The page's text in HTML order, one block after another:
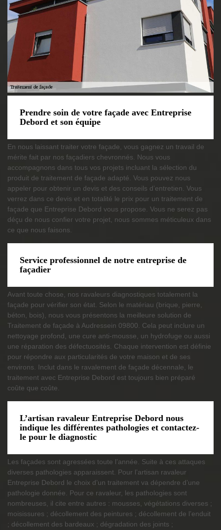
Prendre soin de votre façade avec Entreprise
Debord et son équipe
En nous laissant traiter votre façade, vous gagnez un travail de
mérite fait par nos façadiers chevronnés. Nous vous
accompagnons dans tous vos projets incluant la sélection du
produit de traitement de façade adapté. Vous pouvez nous
appeler pour obtenir un devis et des conseils d’entretien. Vous
verrez dans ce devis et en totalité le prix pour un traitement de
façade que Entreprise Debord vous propose. Vous ne serez pas
déçu de nous confier votre projet, nous sommes méticuleux dans
ce que nous faisons.
Service professionnel de notre entreprise de
façadier
Avant toute chose, nos ravaleurs diagnostiques totalement la
façade pour vérifier son état. Selon le matériau (brique, pierre,
béton, bois), nous vous présentons la meilleure solution de
Traitement de façade à Audressein 09800. Cela peut inclure un
nettoyage profond, une cure anti-mousse, un hydrofuge ou aussi
une réparation des défectuosités. Chaque intervention est définie
pour répondre aux particularités de votre maison et de ses
environs. Inclut dans le ravalement de façade décennale, le
traitement avec Entreprise Debord est toujours bien préparé
coûte que coûte.
L’artisan ravaleur Entreprise Debord nous
indique les différentes pathologies et contactez-
le pour le diagnostic
Les façades sont agressées toute l’année. Suite à ces attaques
diverses pathologies apparaissent. Pour l’artisan ravaleur
Entreprise Debord le choix d’un traitement va dépendre d’une
pathologie donnée. Pour ce ravaleur, les pathologies sont
nombreuses, il cite entre autres : mousses, végétations diverses ;
moisissures ; décollement des peintures ; décollement de l’enduit
; décollement des bardeaux ; dégradation des joints ;